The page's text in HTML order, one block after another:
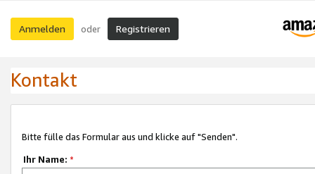
Anmelden oder Registrieren
Kontakt
Bitte fülle das Formular aus und klicke auf "Senden".
Ihr Name: *